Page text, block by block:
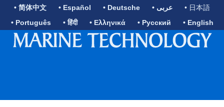
• 简体中文 • Español • Deutsche • عربى
• 日本語
• Português
• हिंदी • Ελληνικά • Русский • English